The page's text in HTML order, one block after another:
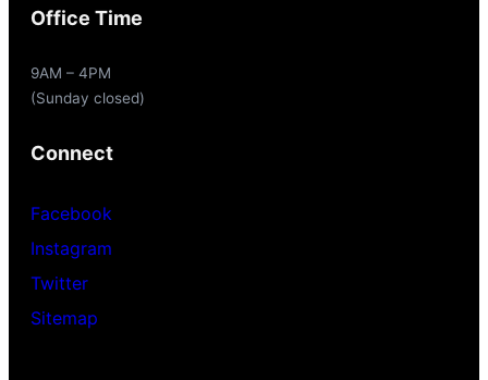
Office Time
9AM – 4PM
(Sunday closed)
Connect
Facebook
Instagram
Twitter
Sitemap